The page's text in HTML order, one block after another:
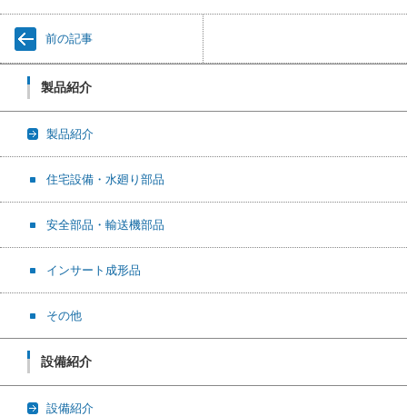
ヤ
ー
前の記事
製品紹介
製品紹介
住宅設備・水廻り部品
安全部品・輸送機部品
インサート成形品
その他
設備紹介
設備紹介